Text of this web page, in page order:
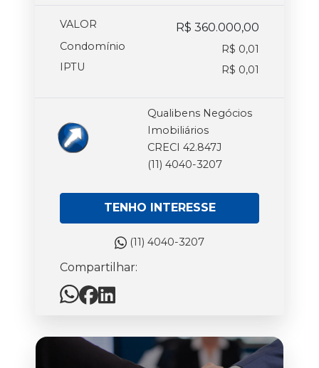
VALOR R$ 360.000,00
Condomínio
R$ 0,01
IPTU
R$ 0,01
Qualibens Negócios
Imobiliários
CRECI 42.847J
(11) 4040-3207
TENHO INTERESSE
(11) 4040-3207
Compartilhar: